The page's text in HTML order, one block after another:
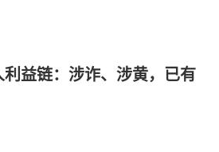
益链：涉诈、涉黄，已有